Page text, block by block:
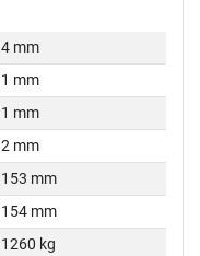
4 mm
1 mm
1 mm
2 mm
153 mm
154 mm
1260 kg